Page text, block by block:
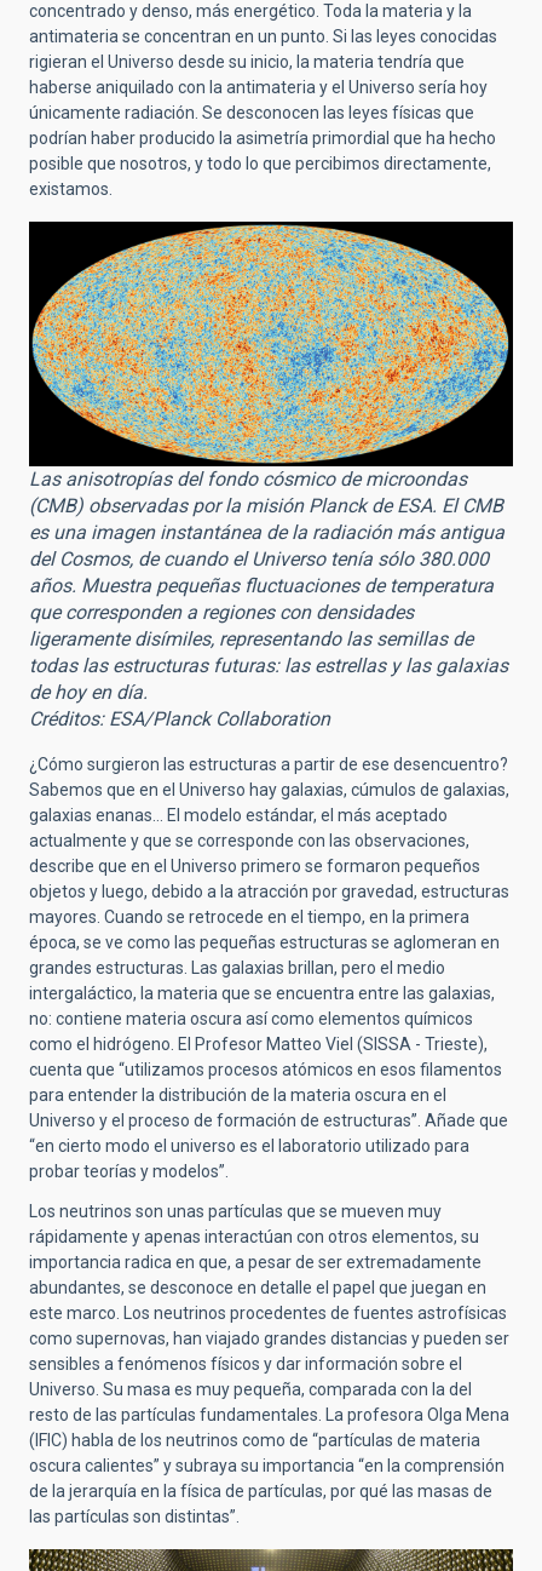
concentrado y denso, más energético. Toda la materia y la
antimateria se concentran en un punto. Si las leyes conocidas
rigieran el Universo desde su inicio, la materia tendría que
haberse aniquilado con la antimateria y el Universo sería hoy
únicamente radiación. Se desconocen las leyes físicas que
podrían haber producido la asimetría primordial que ha hecho
posible que nosotros, y todo lo que percibimos directamente,
existamos.
Las anisotropías del fondo cósmico de microondas
(CMB) observadas por la misión Planck de ESA. El CMB
es una imagen instantánea de la radiación más antigua
del Cosmos, de cuando el Universo tenía sólo 380.000
años. Muestra pequeñas fluctuaciones de temperatura
que corresponden a regiones con densidades
ligeramente disímiles, representando las semillas de
todas las estructuras futuras: las estrellas y las galaxias
de hoy en día.
Créditos: ESA/Planck Collaboration
¿Cómo surgieron las estructuras a partir de ese desencuentro?
Sabemos que en el Universo hay galaxias, cúmulos de galaxias,
galaxias enanas… El modelo estándar, el más aceptado
actualmente y que se corresponde con las observaciones,
describe que en el Universo primero se formaron pequeños
objetos y luego, debido a la atracción por gravedad, estructuras
mayores. Cuando se retrocede en el tiempo, en la primera
época, se ve como las pequeñas estructuras se aglomeran en
grandes estructuras. Las galaxias brillan, pero el medio
intergaláctico, la materia que se encuentra entre las galaxias,
no: contiene materia oscura así como elementos químicos
como el hidrógeno. El Profesor Matteo Viel (SISSA - Trieste),
cuenta que “utilizamos procesos atómicos en esos filamentos
para entender la distribución de la materia oscura en el
Universo y el proceso de formación de estructuras”. Añade que
“en cierto modo el universo es el laboratorio utilizado para
probar teorías y modelos”.
Los neutrinos son unas partículas que se mueven muy
rápidamente y apenas interactúan con otros elementos, su
importancia radica en que, a pesar de ser extremadamente
abundantes, se desconoce en detalle el papel que juegan en
este marco. Los neutrinos procedentes de fuentes astrofísicas
como supernovas, han viajado grandes distancias y pueden ser
sensibles a fenómenos físicos y dar información sobre el
Universo. Su masa es muy pequeña, comparada con la del
resto de las partículas fundamentales. La profesora Olga Mena
(IFIC) habla de los neutrinos como de “partículas de materia
oscura calientes” y subraya su importancia “en la comprensión
de la jerarquía en la física de partículas, por qué las masas de
las partículas son distintas”.